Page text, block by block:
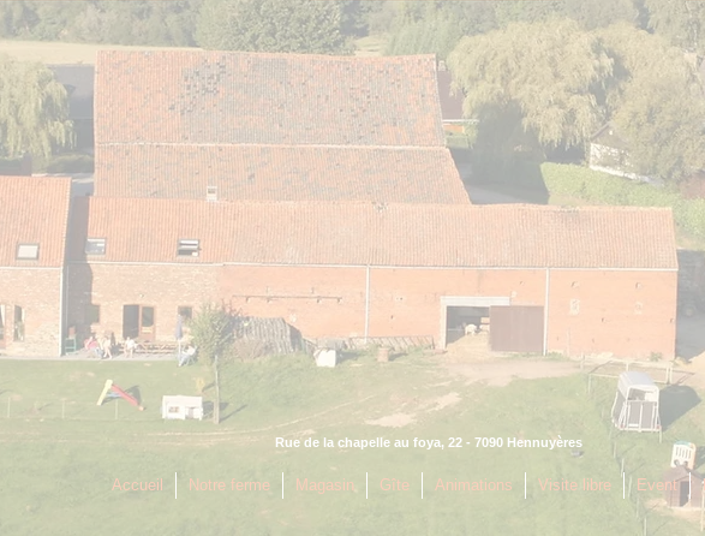
Rue de la chapelle au foya, 22 - 7090 Hennuyères
Accueil Notre ferme Magasin Gîte Animations Visite libre Event